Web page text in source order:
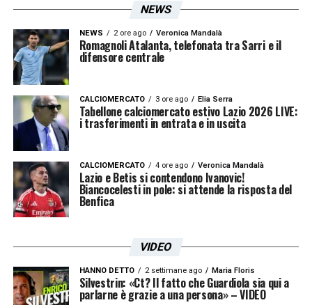
materialmente impossibile concepire
un’unica decisione per tutti. E’ già difficile
trovare un accordo che metta sullo stesso
piano i giocatori di una stessa squadra,
figuriamoci se può essere mai possibile
farlo all’interno di una categoria
Quindi voi proporreste il taglio per una sola
mensilità?
«No, noi non abbiamo una proposta. Se
adesso non abbiamo ancora le idee chiare
sull’eventuale ripresa, se la ripresa dovesse
NEWS
NEWS 2 ore ago Veronica Mandalà
Romagnoli Atalanta, telefonata tra Sarri e il
difensore centrale
CALCIOMERCATO 3 ore ago Elia Serra
Tabellone calciomercato estivo Lazio 2026 LIVE:
i trasferimenti in entrata e in uscita
CALCIOMERCATO 4 ore ago Veronica Mandalà
Lazio e Betis si contendono Ivanovic!
Biancocelesti in pole: si attende la risposta del
Benfica
VIDEO
HANNO DETTO 2 settimane ago Maria Floris
Silvestrin: «Ct? Il fatto che Guardiola sia qui a
parlarne è grazie a una persona» – VIDEO